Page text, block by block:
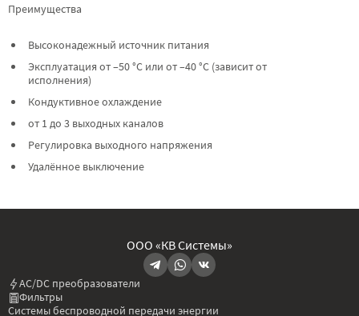
Преимущества
Высоконадежный источник питания
Эксплуатация от –50 °C или от –40 °C (зависит от
исполнения)
Кондуктивное охлаждение
от 1 до 3 выходных каналов
Регулировка выходного напряжения
Удалённое выключение
ООО «КВ Системы»
AC/DC преобразователи
Фильтры
Системы беспроводной передачи энергии